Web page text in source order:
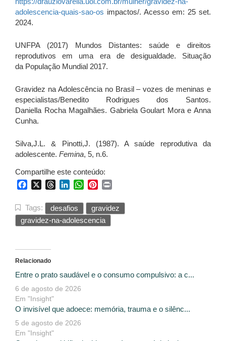
adolescencia-quais-sao-os impactos/. Acesso em: 25 set.
2024.
UNFPA (2017) Mundos Distantes: saúde e direitos
reprodutivos em uma era de desigualdade. Situação
da População Mundial 2017.
Gravidez na Adolescência no Brasil – vozes de meninas e
especialistas/Benedito Rodrigues dos Santos.
Daniella Rocha Magalhães. Gabriela Goulart Mora e Anna
Cunha.
Silva,J.L. & Pinotti,J. (1987). A saúde reprodutiva da
adolescente. Femina, 5, n.6.
Compartilhe este conteúdo:
FacebookThreadsLinkedInWhatsApp
Pinterest
Tags: desafios
gravidez
gravidez-na-adolescencia
Relacionado
Entre o prato saudável e o consumo compulsivo: a c...
6 de agosto de 2026
Em "Insight"
O invisível que adoece: memória, trauma e o silênc...
5 de agosto de 2026
Em "Insight"